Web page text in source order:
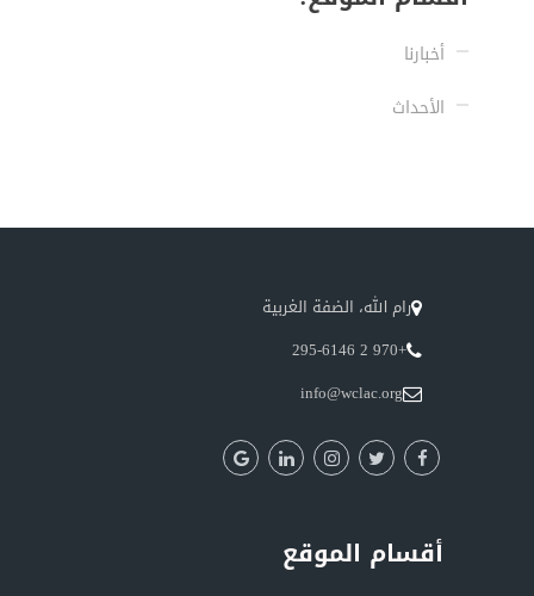
أخبارنا
الأحداث
رام الله، الضفة الغربية
+970 2 295-6146
info@wclac.org
أقسام الموقع